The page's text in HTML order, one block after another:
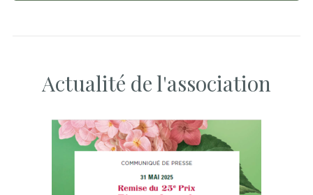
Actualité de l'association